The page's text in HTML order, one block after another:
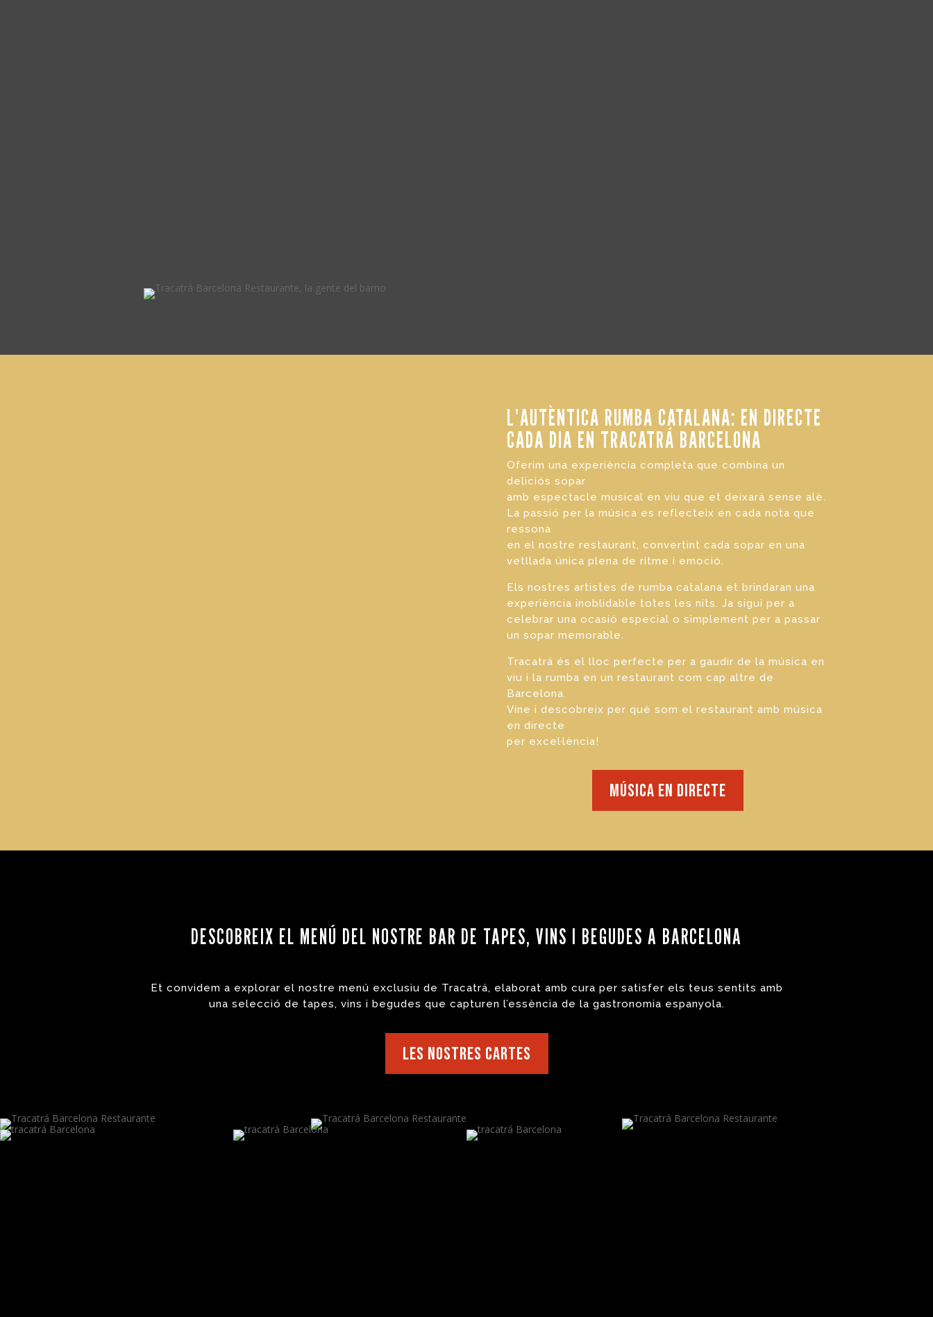
L’AUTÈNTICA RUMBA CATALANA: EN DIRECTE
CADA DIA EN TRACATRÁ BARCELONA
Oferim una experiència completa que combina un
deliciós sopar
amb espectacle musical en viu que et deixarà sense alè.
La passió per la música es reflecteix en cada nota que
ressona
en el nostre restaurant, convertint cada sopar en una
vetllada única plena de ritme i emoció.
Els nostres artistes de rumba catalana et brindaran una
experiència inoblidable totes les nits. Ja sigui per a
celebrar una ocasió especial o simplement per a passar
un sopar memorable.
Tracatrá és el lloc perfecte per a gaudir de la música en
viu i la rumba en un restaurant com cap altre de
Barcelona.
Vine i descobreix per què som el restaurant amb música
en directe
per excel·lència!
música en directe
DESCOBREIX EL MENÚ DEL NOSTRE BAR DE TAPES, VINS I BEGUDES A BARCELONA
Et convidem a explorar el nostre menú exclusiu de Tracatrá, elaborat amb cura per satisfer els teus sentits amb
una selecció de tapes, vins i begudes que capturen l’essència de la gastronomia espanyola.
les nostres cartes